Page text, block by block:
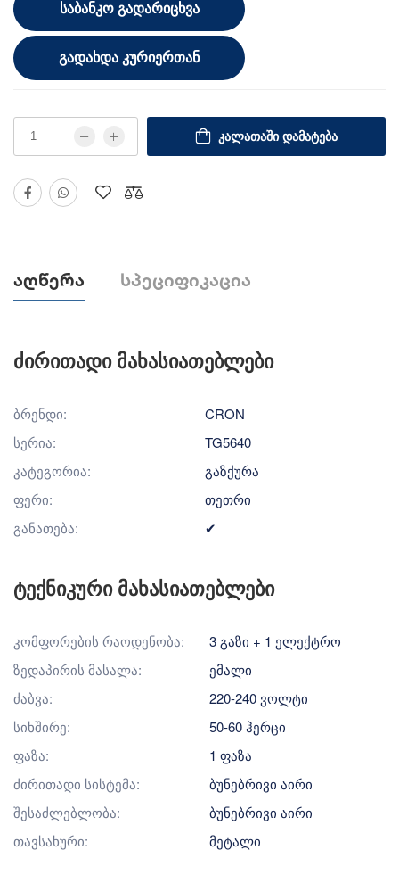
ᲡᲐᲑᲐᲜᲙᲝ ᲒᲐᲓᲐᲠᲘᲪᲮᲕᲐ
ᲒᲐᲓᲐᲮᲓᲐ ᲙᲣᲠᲘᲔᲠᲗᲐᲜ
ᲙᲐᲚᲐᲗᲐᲨᲘ ᲓᲐᲛᲐᲢᲔᲑᲐ
Აღწერა Სპეციფიკაცია
ძირითადი მახასიათებლები
ბრენდი:
CRON
სერია:
TG5640
კატეგორია:
გაზქურა
ფერი:
თეთრი
განათება:
✔
ტექნიკური მახასიათებლები
კომფორების რაოდენობა:
3 გაზი + 1 ელექტრო
ზედაპირის მასალა:
ემალი
ძაბვა:
220-240 ვოლტი
სიხშირე:
50-60 ჰერცი
ფაზა:
1 ფაზა
ძირითადი სისტემა:
ბუნებრივი აირი
შესაძლებლობა:
ბუნებრივი აირი
თავსახური:
მეტალი